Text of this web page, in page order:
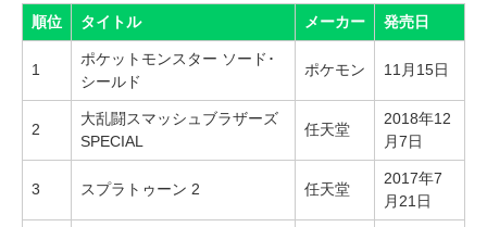
順位
タイトル メーカー 発売日
1
ポケットモンスター ソード･
シールド
ポケモン 11月15日
2
大乱闘スマッシュブラザーズ
SPECIAL
任天堂
2018年12
月7日
3 スプラトゥーン 2 任天堂
2017年7
月21日